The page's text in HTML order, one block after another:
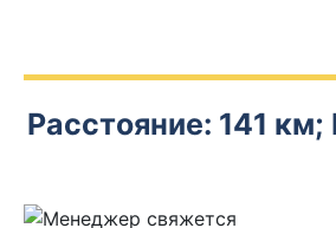
Расстояние: 141